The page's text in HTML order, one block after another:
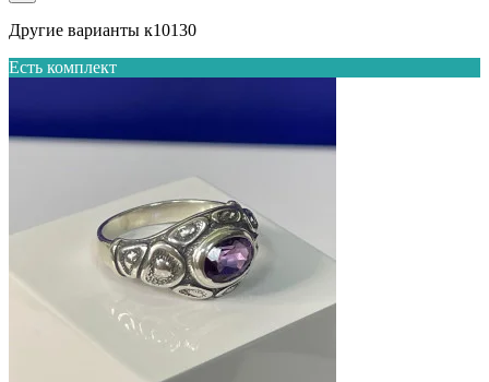
Другие варианты к10130
Есть комплект